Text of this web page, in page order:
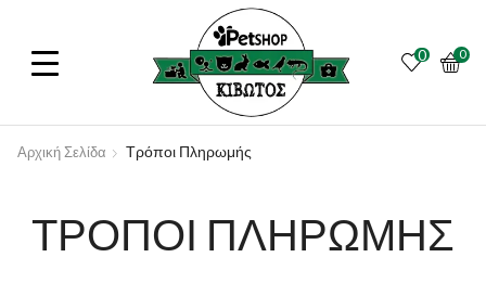
0 0
Αρχική Σελίδα Τρόποι Πληρωμής
ΤΡΟΠΟΙ ΠΛΗΡΩΜΗΣ